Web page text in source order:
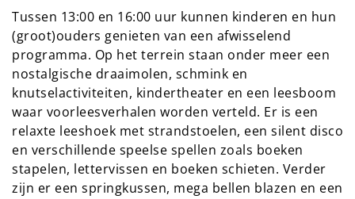
Tussen 13:00 en 16:00 uur kunnen kinderen en hun
(groot)ouders genieten van een afwisselend
programma. Op het terrein staan onder meer een
nostalgische draaimolen, schmink en
knutselactiviteiten, kindertheater en een leesboom
waar voorleesverhalen worden verteld. Er is een
relaxte leeshoek met strandstoelen, een silent disco
en verschillende speelse spellen zoals boeken
stapelen, lettervissen en boeken schieten. Verder
zijn er een springkussen, mega bellen blazen en een